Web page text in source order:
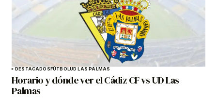
DESTACADOSFÚTBOLUD LAS PALMAS
Horario y dónde ver el Cádiz CF vs UD Las
Palmas